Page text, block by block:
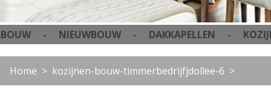
- NIEUWBOUW - DAKKAPELLEN -
Home kozijnen-bouw-timmerbedrijfjdollee-6